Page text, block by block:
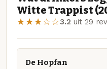
Witte Trappist
★★★☆☆3.2 uit 29
De Hopfan